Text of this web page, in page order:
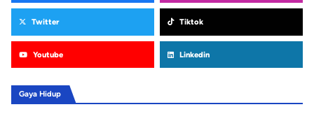
Twitter Tiktok
Youtube Linkedin
Gaya Hidup